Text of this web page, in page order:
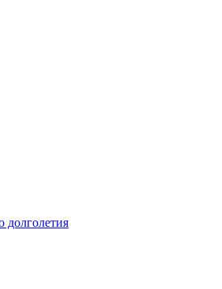
долголетия